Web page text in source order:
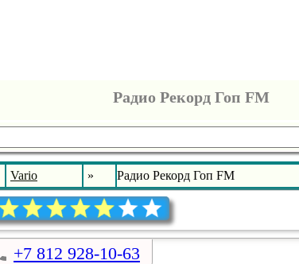
Радио Рекорд Гоп FM
Vario » Радио Рекорд Гоп FM
+7 812 928-10-63